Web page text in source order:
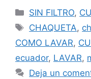
SIN FILTRO,
CHAQUETA,
COMO LAVAR,
ecuador, LAVAR,
Deja un